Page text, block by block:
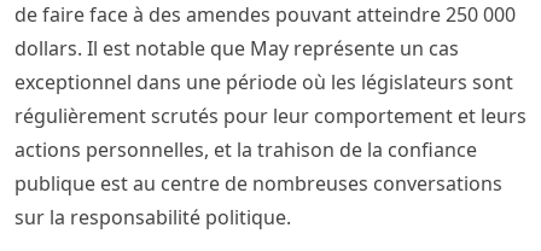
de faire face à des amendes pouvant atteindre 250 000
dollars. Il est notable que May représente un cas
exceptionnel dans une période où les législateurs sont
régulièrement scrutés pour leur comportement et leurs
actions personnelles, et la trahison de la confiance
publique est au centre de nombreuses conversations
sur la responsabilité politique.